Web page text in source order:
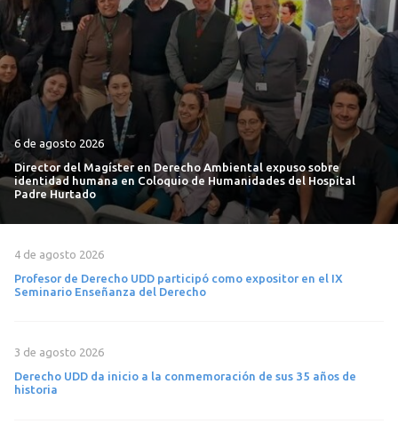
6 de agosto 2026
Director del Magíster en Derecho Ambiental expuso sobre
identidad humana en Coloquio de Humanidades del Hospital
Padre Hurtado
4 de agosto 2026
Profesor de Derecho UDD participó como expositor en el IX
Seminario Enseñanza del Derecho
3 de agosto 2026
Derecho UDD da inicio a la conmemoración de sus 35 años de
historia